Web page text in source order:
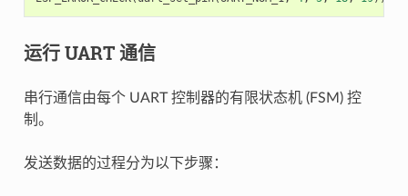
运行 UART 通信
串行通信由每个 UART 控制器的有限状态机 (FSM) 控
制。
发送数据的过程分为以下步骤：